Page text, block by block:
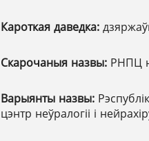
Кароткая даведка:
Скарочаныя назвы: РНПЦ
Варыянты назвы:
цэнтр неўралогіі і